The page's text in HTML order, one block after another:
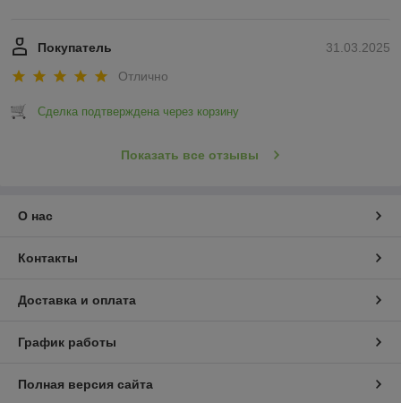
31.03.2025
Покупатель
Отлично
Сделка подтверждена через корзину
Показать все отзывы
О нас
Контакты
Доставка и оплата
График работы
Полная версия сайта